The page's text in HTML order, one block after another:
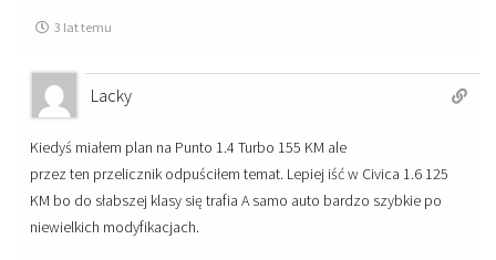
3 lat temu
Lacky
Kiedyś miałem plan na Punto 1.4 Turbo 155 KM ale
przez ten przelicznik odpuściłem temat. Lepiej iść w Civica 1.6 125
KM bo do słabszej klasy się trafia A samo auto bardzo szybkie po
niewielkich modyfikacjach.